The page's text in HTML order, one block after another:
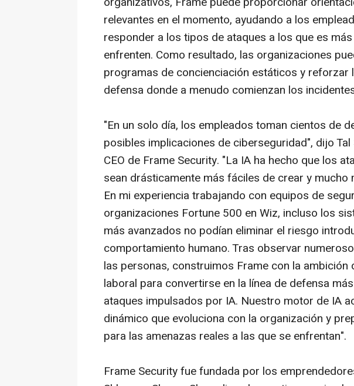
relevantes en el momento, ayudando a los
responder a los tipos de ataques a los que es
enfrenten. Como resultado, las organizaciones
programas de concienciación estáticos y reforzar
defensa donde a menudo comienzan los
"En un solo día, los empleados toman cientos de
posibles implicaciones de ciberseguridad", dijo
CEO de Frame Security. "La IA ha hecho que los
sean drásticamente más fáciles de crear y mucho
En mi experiencia trabajando con equipos de
organizaciones Fortune 500 en Wiz, incluso los
más avanzados no podían eliminar el riesgo
comportamiento humano. Tras observar
las personas, construimos Frame con la ambición
laboral para convertirse en la línea de defensa
ataques impulsados por IA. Nuestro motor de IA
dinámico que evoluciona con la organización y
para las amenazas reales a las que se enfrentan".
Frame Security fue fundada por los